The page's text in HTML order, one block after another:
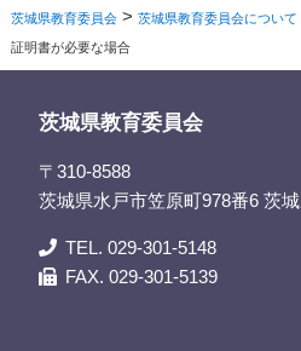
茨城県教育委員会 >茨城県教育委員会について
証明書が必要な場合
茨城県教育委員会
〒310-8588
茨城県水戸市笠原町978番6 茨
TEL. 029-301-5148
FAX. 029-301-5139